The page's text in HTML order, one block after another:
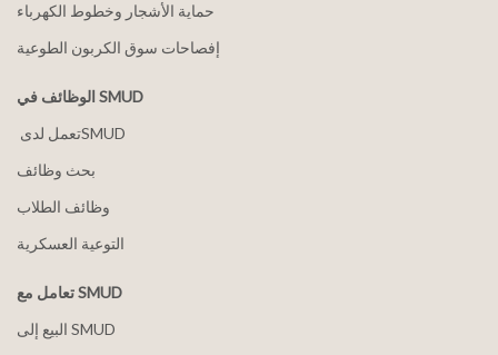
حماية الأشجار وخطوط الكهرباء
إفصاحات سوق الكربون الطوعية
الوظائف في SMUD
بحث وظائف
وظائف الطلاب
التوعية العسكرية
تعامل مع SMUD
البيع إلى SMUD